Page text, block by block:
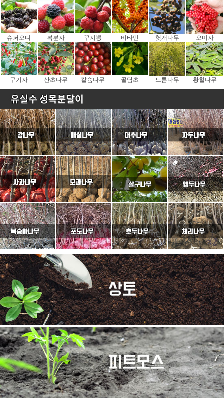
슈퍼오디 복분자 꾸지뽕 비타민 헛개나무 오미자
구기자 산초나무 칼슘나무 골담초 느름나무 황칠나무